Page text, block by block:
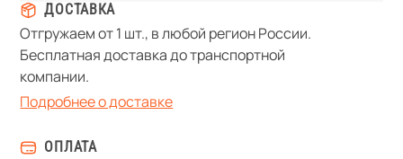
ДОСТАВКА
Отгружаем от 1 шт., в любой регион России.
Бесплатная доставка до транспортной
компании.
Подробнее о доставке
ОПЛАТА